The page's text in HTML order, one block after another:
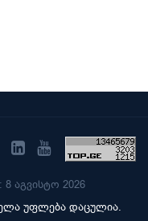
აგვისტო 2026
უფლება დაცულია.